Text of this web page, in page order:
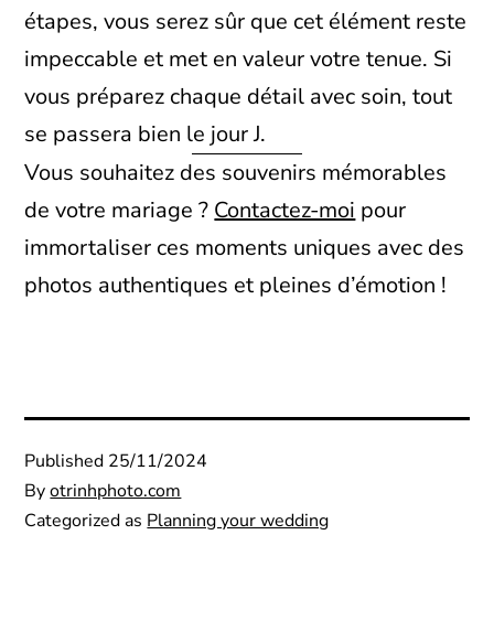
étapes, vous serez sûr que cet élément reste
impeccable et met en valeur votre tenue. Si
vous préparez chaque détail avec soin, tout
se passera bien le jour J.
Vous souhaitez des souvenirs mémorables
de votre mariage ? Contactez-moi pour
immortaliser ces moments uniques avec des
photos authentiques et pleines d’émotion !
Published 25/11/2024
Byotrinhphoto.com
Categorized as Planning your wedding